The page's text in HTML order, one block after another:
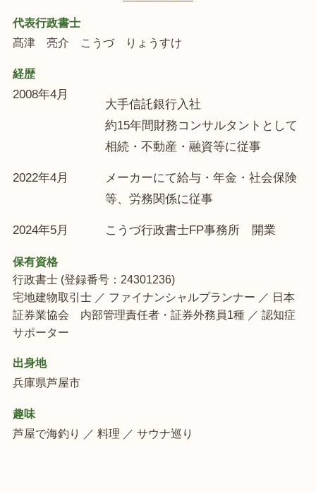
代表行政書士
髙津 亮介
こうづ りょうすけ
経歴
2008年4月
大手信託銀行入社
約15年間財務コンサルタントとして
相続・不動産・融資等に従事
2022年4月
メーカーにて給与・年金・社会保険
等、労務関係に従事
2024年5月 こうづ行政書士FP事務所 開業
保有資格
行政書士 (登録番号：24301236)
宅地建物取引士 ／ ファイナンシャルプランナー ／ 日本
証券業協会 内部管理責任者・証券外務員1種 ／ 認知症
サポーター
出身地
兵庫県芦屋市
趣味
芦屋で海釣り ／ 料理 ／ サウナ巡り